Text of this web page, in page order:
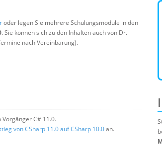
oder legen Sie mehrere Schulungsmodule in den
. Sie können sich zu den Inhalten auch von Dr.
nach Vereinbarung).
C# 11.0.
von CSharp 11.0 auf CSharp 10.0an.